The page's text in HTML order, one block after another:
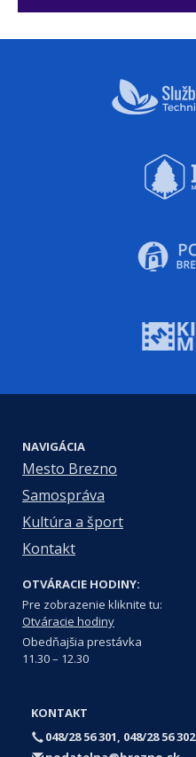
NAVIGÁCIA
Mesto Brezno
Samospráva
Kultúra a šport
Kontakt
OTVÁRACIE HODINY:
Pre zobrazenie kliknite tu:
Otváracie hodiny
Obedňajšia prestávka
11.30 – 12.30
KONTAKT
048/28 56 301, 048/28 56 302